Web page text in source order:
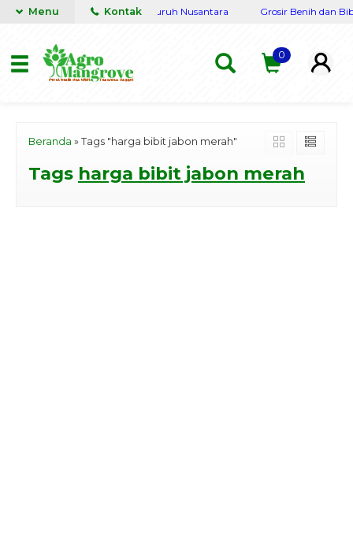
Terpercaya siap kirim seluruh Nusantara Grosir Benih dan
Menu Kontak
0
Beranda » Tags "harga bibit jabon merah"
Tags harga bibit jabon merah